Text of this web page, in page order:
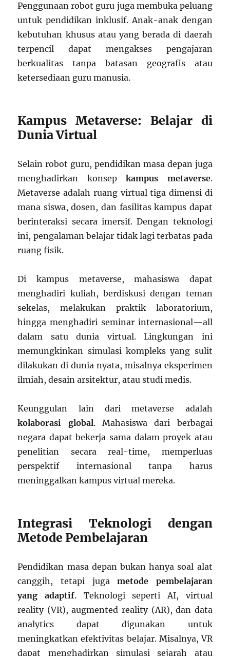
Penggunaan robot guru juga membuka peluang
untuk pendidikan inklusif. Anak-anak dengan
kebutuhan khusus atau yang berada di daerah
terpencil dapat mengakses pengajaran
berkualitas tanpa batasan geografis atau
ketersediaan guru manusia.
Kampus Metaverse: Belajar di
Dunia Virtual
Selain robot guru, pendidikan masa depan juga
menghadirkan konsepkampus metaverse.
Metaverse adalah ruang virtual tiga dimensi di
mana siswa, dosen, dan fasilitas kampus dapat
berinteraksi secara imersif. Dengan teknologi
ini, pengalaman belajar tidak lagi terbatas pada
ruang fisik.
Di kampus metaverse, mahasiswa dapat
menghadiri kuliah, berdiskusi dengan teman
sekelas, melakukan praktik laboratorium,
hingga menghadiri seminar internasional—all
dalam satu dunia virtual. Lingkungan ini
memungkinkan simulasi kompleks yang sulit
dilakukan di dunia nyata, misalnya eksperimen
ilmiah, desain arsitektur, atau studi medis.
Keunggulan lain dari metaverse adalah
kolaborasi global. Mahasiswa dari berbagai
negara dapat bekerja sama dalam proyek atau
penelitian secara real-time, memperluas
perspektif internasional tanpa harus
meninggalkan kampus virtual mereka.
Integrasi Teknologi dengan
Metode Pembelajaran
Pendidikan masa depan bukan hanya soal alat
canggih, tetapi jugametode pembelajaran
yang adaptif. Teknologi seperti AI, virtual
reality (VR), augmented reality (AR), dan data
analytics dapat digunakan untuk
meningkatkan efektivitas belajar. Misalnya, VR
dapat menghadirkan simulasi sejarah atau